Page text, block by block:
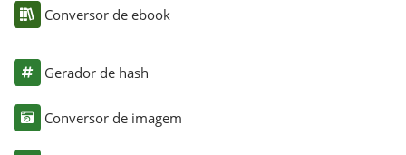
Conversor de ebook
Gerador de hash
Conversor de imagem